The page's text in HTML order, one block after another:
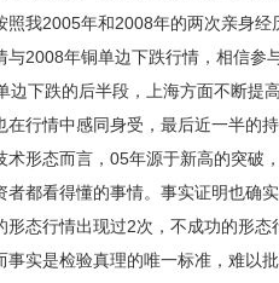
2005年和2008年的两次亲身经
与2008年铜单边下跌行情，相信参
边下跌的后半段，上海方面不断提
在行情中感同身受，最后近一半的
态而言，05年源于新高的突破，
者都看得懂的事情。事实证明也确
形态行情出现过2次，不成功的形
事实是检验真理的唯一标准，难以批